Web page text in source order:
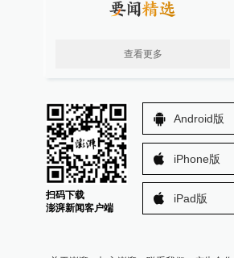
查看更多
扫码下载
澎湃新闻客户端
Android版
iPhone版
iPad版